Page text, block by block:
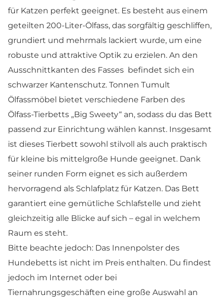
für Katzen perfekt geeignet. Es besteht aus einem
geteilten 200-Liter-Ölfass, das sorgfältig geschliffen,
grundiert und mehrmals lackiert wurde, um eine
robuste und attraktive Optik zu erzielen. An den
Ausschnittkanten des Fasses befindet sich ein
schwarzer Kantenschutz. Tonnen Tumult
Ölfassmöbel bietet verschiedene Farben des
Ölfass-Tierbetts „Big Sweety“ an, sodass du das Bett
passend zur Einrichtung wählen kannst. Insgesamt
ist dieses Tierbett sowohl stilvoll als auch praktisch
für kleine bis mittelgroße Hunde geeignet. Dank
seiner runden Form eignet es sich außerdem
hervorragend als Schlafplatz für Katzen. Das Bett
garantiert eine gemütliche Schlafstelle und zieht
gleichzeitig alle Blicke auf sich – egal in welchem
Raum es steht.
Bitte beachte jedoch: Das Innenpolster des
Hundebetts ist nicht im Preis enthalten. Du findest
jedoch im Internet oder bei
Tiernahrungsgeschäften eine große Auswahl an